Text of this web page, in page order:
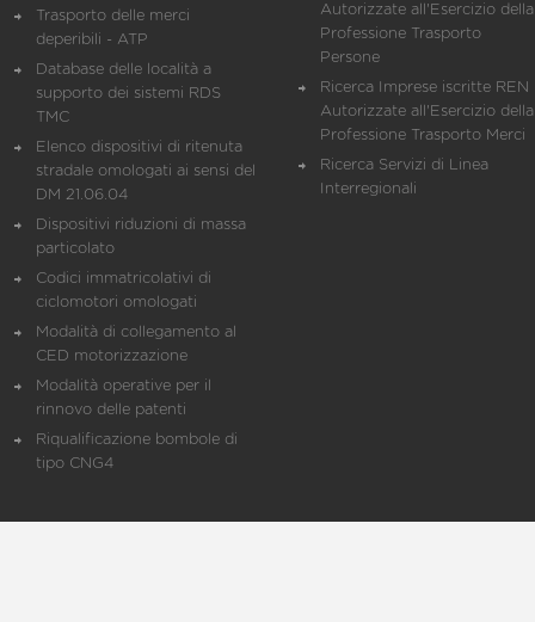
Trasporto delle merci
deperibili - ATP
Database delle località a
supporto dei sistemi RDS
TMC
Elenco dispositivi di ritenuta
stradale omologati ai sensi del
DM 21.06.04
Dispositivi riduzioni di massa
particolato
Codici immatricolativi di
ciclomotori omologati
Modalità di collegamento al
CED motorizzazione
Modalità operative per il
rinnovo delle patenti
Riqualificazione bombole di
tipo CNG4
Autorizzate all'Esercizio della
Professione Trasporto
Persone
Ricerca Imprese iscritte REN
Autorizzate all'Esercizio della
Professione Trasporto Merci
Ricerca Servizi di Linea
Interregionali